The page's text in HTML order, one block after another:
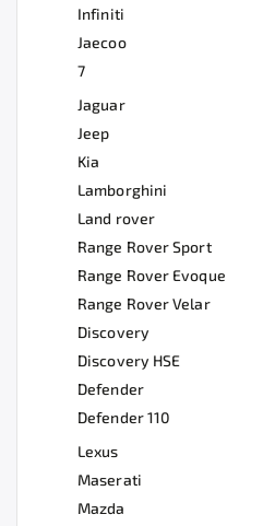
Infiniti
Jaecoo
7
Jaguar
Jeep
Kia
Lamborghini
Land rover
Range Rover Sport
Range Rover Evoque
Range Rover Velar
Discovery
Discovery HSE
Defender
Defender 110
Lexus
Maserati
Mazda